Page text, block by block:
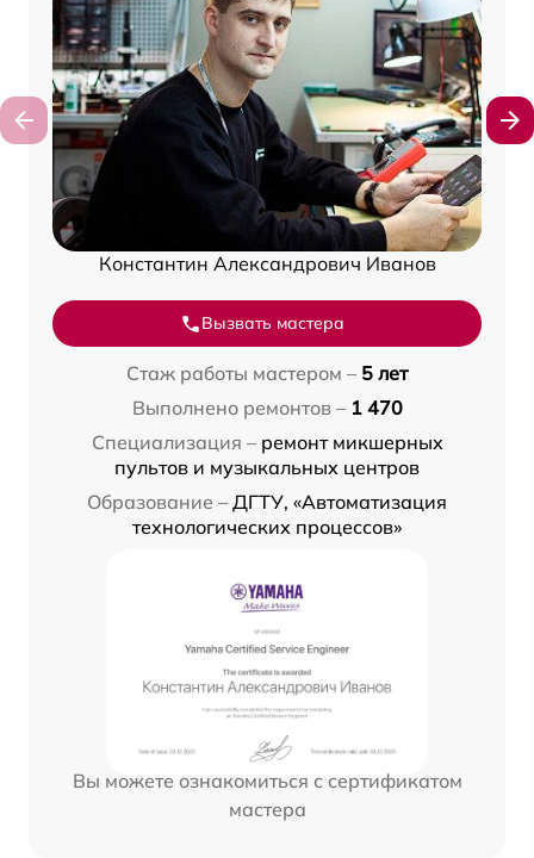
Константин Александрович Иванов
Вызвать мастера
Стаж работы мастером – 5 лет
Выполнено ремонтов – 1 470
Специализация – ремонт микшерных
пультов и музыкальных центров
Образование – ДГТУ, «Автоматизация
технологических процессов»
Вы можете ознакомиться с сертификатом
мастера